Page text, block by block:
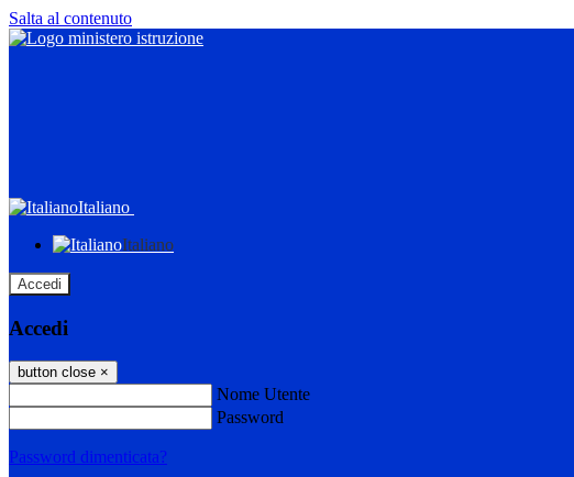
Salta al contenuto
Italiano
Italiano
Accedi
Accedi
button close ×
Nome Utente
Password
Password dimenticata?